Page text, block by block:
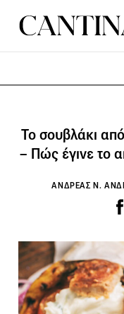
Το σουβλάκι
– Πώς έγινε το
ΑΝΔΡΕΑΣ Ν.